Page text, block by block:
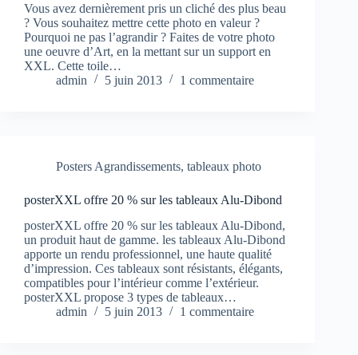
Vous avez dernièrement pris un cliché des plus beau
? Vous souhaitez mettre cette photo en valeur ?
Pourquoi ne pas l’agrandir ? Faites de votre photo
une oeuvre d’Art, en la mettant sur un support en
XXL. Cette toile…
admin
5 juin 2013 1 commentaire
Posters Agrandissements, tableaux photo
posterXXL offre 20 % sur les tableaux Alu-Dibond
posterXXL offre 20 % sur les tableaux Alu-Dibond,
un produit haut de gamme. les tableaux Alu-Dibond
apporte un rendu professionnel, une haute qualité
d’impression. Ces tableaux sont résistants, élégants,
compatibles pour l’intérieur comme l’extérieur.
posterXXL propose 3 types de tableaux…
admin
5 juin 2013 1 commentaire